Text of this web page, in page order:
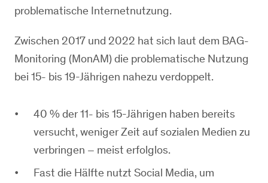
problematische Internetnutzung.
Zwischen 2017 und 2022 hat sich laut dem BAG-
Monitoring (MonAM) die problematische Nutzung
bei 15- bis 19-Jährigen nahezu verdoppelt.
40 % der 11- bis 15-Jährigen haben bereits
versucht, weniger Zeit auf sozialen Medien zu
verbringen – meist erfolglos.
Fast die Hälfte nutzt Social Media, um